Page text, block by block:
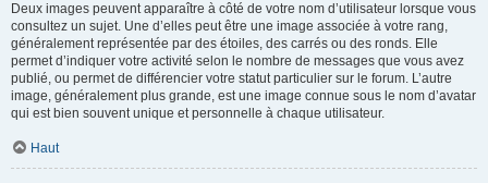
Deux images peuvent apparaître à côté de votre nom d’utilisateur lorsque vous
consultez un sujet. Une d’elles peut être une image associée à votre rang,
généralement représentée par des étoiles, des carrés ou des ronds. Elle
permet d’indiquer votre activité selon le nombre de messages que vous avez
publié, ou permet de différencier votre statut particulier sur le forum. L’autre
image, généralement plus grande, est une image connue sous le nom d’avatar
qui est bien souvent unique et personnelle à chaque utilisateur.
Haut